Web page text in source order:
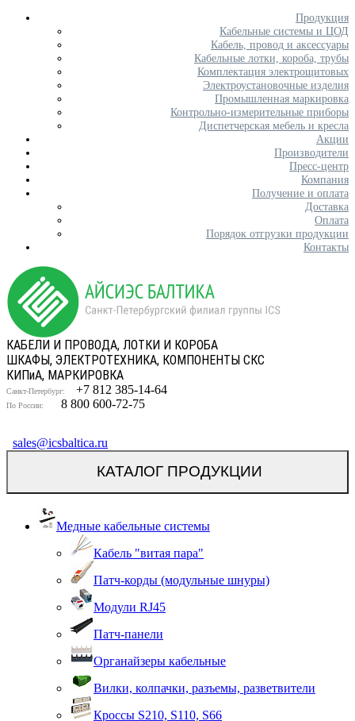
Продукция
Кабельные системы и ЦОД
Кабель, провод и аксессуары
Кабельные лотки, короба, трубы
Комплектация электрощитовых
Электроустановочные изделия
Промышленная маркировка
Контрольно-измерительные приборы
Диспетчерская мебель и кресла
Акции
Производители
Пресс-центр
Компания
Получение и оплата
Доставка
Оплата
Порядок отгрузки продукции
Контакты
КАБЕЛИ И ПРОВОДА, ЛОТКИ И КОРОБА
ШКАФЫ, ЭЛЕКТРОТЕХНИКА, КОМПОНЕНТЫ СКС
КИПиА, МАРКИРОВКА
Санкт-Петербург: +7 812 385-14-64
По России: 8 800 600-72-75
sales@icsbaltica.ru
КАТАЛОГ ПРОДУКЦИИ
Медные кабельные системы
Кабель "витая пара"
Патч-корды (модульные шнуры)
Модули RJ45
Патч-панели
Органайзеры кабельные
Вилки, колпачки, разъемы, разветвители
Кроссы S210, S110, S66